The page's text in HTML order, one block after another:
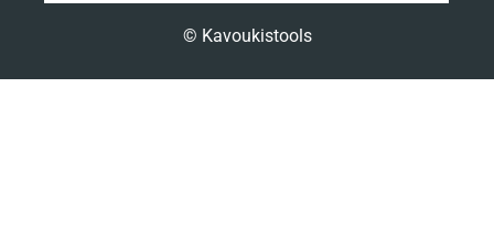
© Kavoukistools